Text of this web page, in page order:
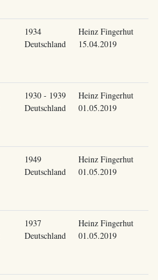
1934
Deutschland
Heinz Fingerhut
15.04.2019
1930 - 1939
Deutschland
Heinz Fingerhut
01.05.2019
1949
Deutschland
Heinz Fingerhut
01.05.2019
1937
Deutschland
Heinz Fingerhut
01.05.2019